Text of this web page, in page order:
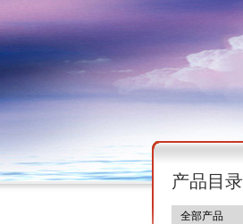
产品目录
全部产品